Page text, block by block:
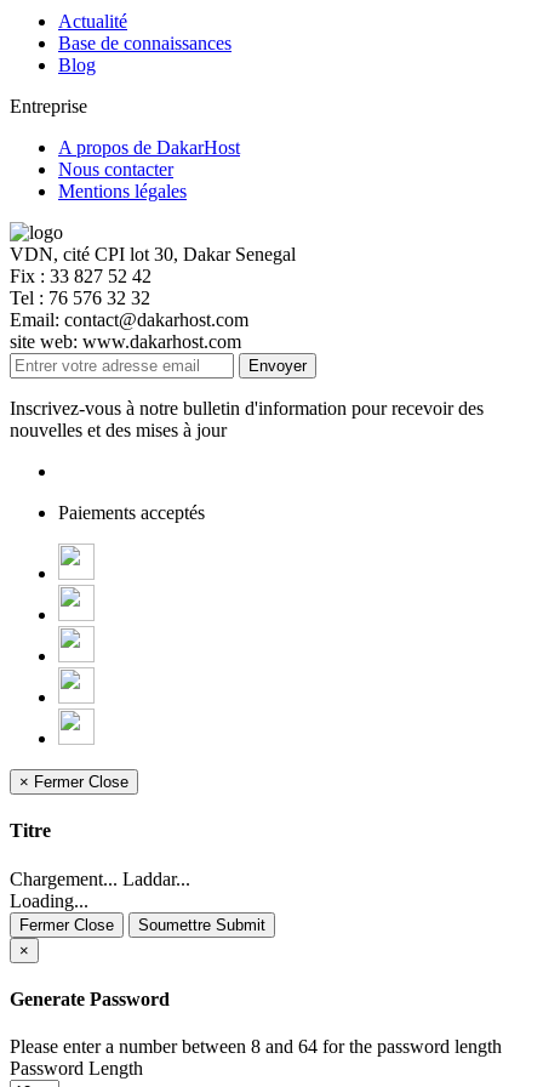
Actualité
Base de connaissances
Blog
Entreprise
A propos de DakarHost
Nous contacter
Mentions légales
VDN, cité CPI lot 30, Dakar Senegal
Fix : 33 827 52 42
Tel : 76 576 32 32
Email: contact@dakarhost.com
site web: www.dakarhost.com
Inscrivez-vous à notre bulletin d'information pour recevoir des
nouvelles et des mises à jour
Paiements acceptés
× Fermer Close
Titre
Chargement... Laddar...
Loading...
Fermer Close
Soumettre Submit
×
Generate Password
Please enter a number between 8 and 64 for the password length
Password Length